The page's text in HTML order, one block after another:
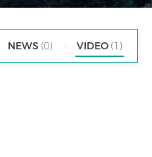
NEWS (0) VIDEO (1)